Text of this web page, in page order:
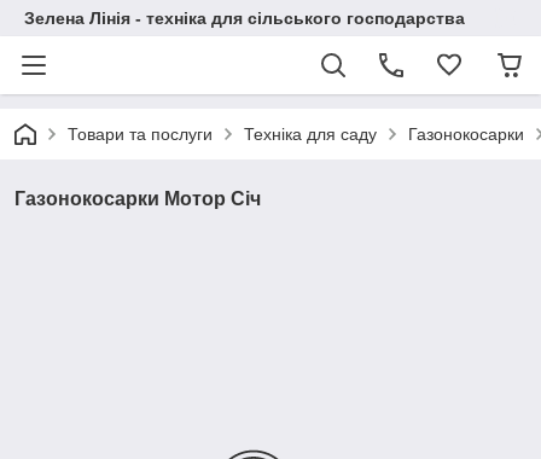
Зелена Лінія - техніка для сільського господарства
Товари та послуги Техніка для саду Газонокосарки
Газонокосарки Мотор Січ